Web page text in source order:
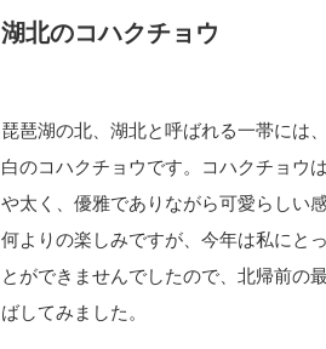
湖北のコハクチョウ
琵琶湖の北、湖北と呼ばれる一帯には
白のコハクチョウです。コハクチョウ
や太く、優雅でありながら可愛らしい
何よりの楽しみですが、今年は私にと
とができませんでしたので、北帰前の
ばしてみました。